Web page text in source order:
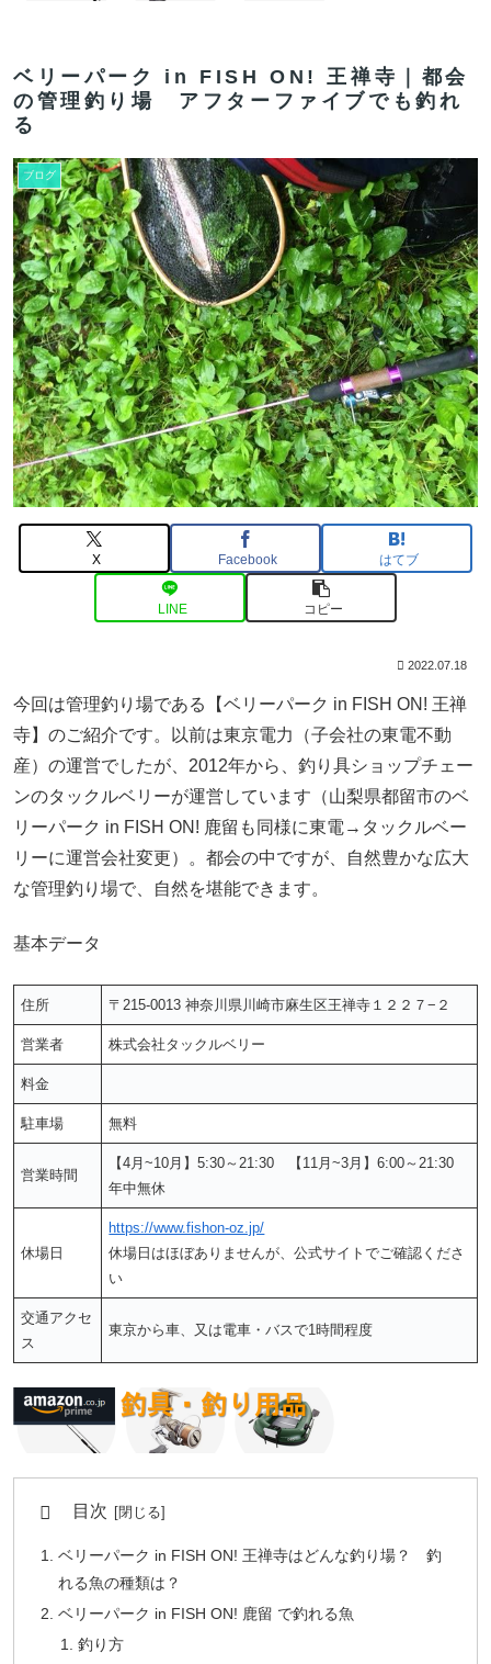
ベリーパーク in FISH ON! 王禅寺｜都会
の管理釣り場 アフターファイブでも釣れ
る
ブログ
X Facebook はてブ
LINE コピー
2022.07.18
今回は管理釣り場である【ベリーパーク in FISH ON! 王禅
寺】のご紹介です。以前は東京電力（子会社の東電不動
産）の運営でしたが、2012年から、釣り具ショップチェー
ンのタックルベリーが運営しています（山梨県都留市のベ
リーパーク in FISH ON! 鹿留も同様に東電→タックルベー
リーに運営会社変更）。都会の中ですが、自然豊かな広大
な管理釣り場で、自然を堪能できます。
基本データ
住所 〒215-0013 神奈川県川崎市麻生区王禅寺１２２７−２
営業者 株式会社タックルベリー
料金
駐車場 無料
営業時間
【4月~10月】5:30～21:30 【11月~3月】6:00～21:30
年中無休
休場日
https://www.fishon-oz.jp/
休場日はほぼありませんが、公式サイトでご確認くださ
い
交通アクセ
ス
東京から車、又は電車・バスで1時間程度
目次
ベリーパーク in FISH ON! 王禅寺はどんな釣り場？ 釣
れる魚の種類は？
ベリーパーク in FISH ON! 鹿留 で釣れる魚
釣り方